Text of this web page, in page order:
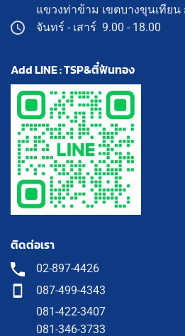
แขวงท่าข้าม เขตบางขุนเทียน
จันทร์ - เสาร์ 9.00 - 18.00
Add LINE : TSP&ตี๋ฟันทอง
ติดต่อเรา
02-897-4426
087-499-4343
081-422-3407
081-346-3733